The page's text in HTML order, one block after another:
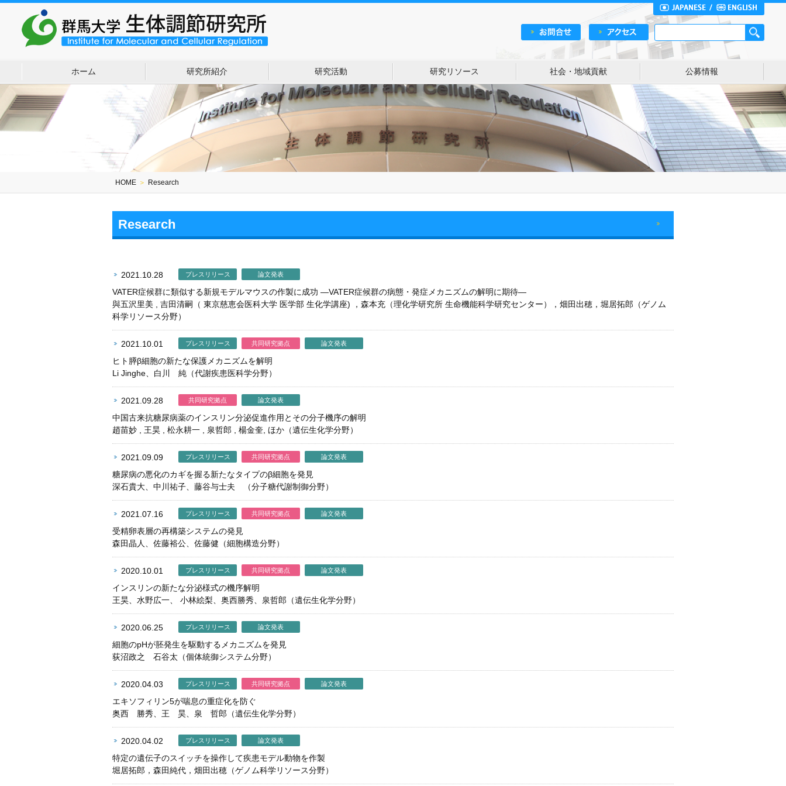
ホーム 研究所紹介 研究活動 研究リソース 社会・地域貢献 公募情報
HOME ＞ Research
Research
2021.10.28 プレスリリース 論文発表
VATER症候群に類似する新規モデルマウスの作製に成功 ―VATER症候群の病態・発症メカニズムの解明に期待―
與五沢里美 , 吉田清嗣（ 東京慈恵会医科大学 医学部 生化学講座) ，森本充（理化学研究所 生命機能科学研究センター），畑田出穂，堀居拓郎（ゲノム
科学リソース分野）
2021.10.01 プレスリリース 共同研究拠点 論文発表
ヒト膵β細胞の新たな保護メカニズムを解明
Li Jinghe、白川 純（代謝疾患医科学分野）
2021.09.28 共同研究拠点 論文発表
中国古来抗糖尿病薬のインスリン分泌促進作用とその分子機序の解明
趙苗妙 , 王昊 , 松永耕一 , 泉哲郎 , 楊金奎, ほか（遺伝生化学分野）
2021.09.09 プレスリリース 共同研究拠点 論文発表
糖尿病の悪化のカギを握る新たなタイプのβ細胞を発見
深石貴大、中川祐子、藤谷与士夫 （分子糖代謝制御分野）
2021.07.16 プレスリリース 共同研究拠点 論文発表
受精卵表層の再構築システムの発見
森田晶人、佐藤裕公、佐藤健（細胞構造分野）
2020.10.01 プレスリリース 共同研究拠点 論文発表
インスリンの新たな分泌様式の機序解明
王昊、水野広一、 小林絵梨、奥西勝秀、泉哲郎（遺伝生化学分野）
2020.06.25 プレスリリース 論文発表
細胞のpHが胚発生を駆動するメカニズムを発見
荻沼政之 石谷太（個体統御システム分野）
2020.04.03 プレスリリース 共同研究拠点 論文発表
エキソフィリン5が喘息の重症化を防ぐ
奥西 勝秀、王 昊、泉 哲郎（遺伝生化学分野）
2020.04.02 プレスリリース 論文発表
特定の遺伝子のスイッチを操作して疾患モデル動物を作製
堀居拓郎，森田純代，畑田出穂（ゲノム科学リソース分野）